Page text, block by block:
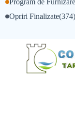
Opriri Finalizate(374)
Program de